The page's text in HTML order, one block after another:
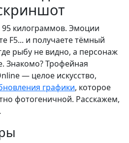
килограммов. Эмоции
F5... и получаете тёмный
рыбу не видно, а персонаж
Знакомо? Трофейная
— целое искусство,
графики, которое
фотогеничной. Расскажем,